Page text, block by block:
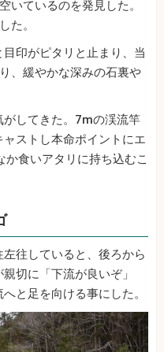
いているのを発見した。
た。
印がピタリと止まり、当
、緩やかな深みの石裏や
してきた。7mの渓流竿
ストし本命ポイントにエ
食いアタリに持ち込むこ
往していると、後ろから
切に「下流が良いぞ」
と足を向ける事にした。